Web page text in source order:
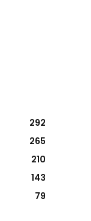
292
265
210
143
79